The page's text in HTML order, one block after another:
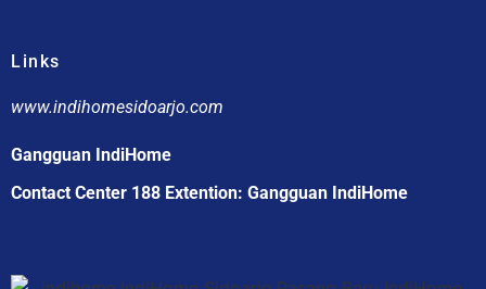
Links
www.indihomesidoarjo.com
Gangguan IndiHome
Contact Center 188 Extention: Gangguan IndiHome